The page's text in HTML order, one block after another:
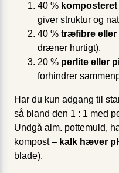
40 %
giver struktur og
40 % træfibre eller
dræner hurtigt).
20 % perlite eller
forhindrer
Har du kun adgang til
så bland den 1 : 1 med
Undgå alm. pottemuld,
kompost – kalk hæver
blade).